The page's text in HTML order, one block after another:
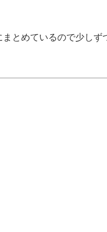
とめているので少しず